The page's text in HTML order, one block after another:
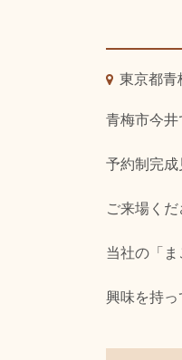
東京都青
青梅市今
予約制完成
ご来場くだ
当社の「
興味を持っ